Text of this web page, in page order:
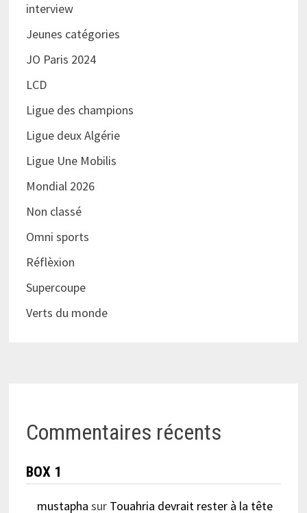
interview
Jeunes catégories
JO Paris 2024
LCD
Ligue des champions
Ligue deux Algérie
Ligue Une Mobilis
Mondial 2026
Non classé
Omni sports
Réflèxion
Supercoupe
Verts du monde
Commentaires récents
BOX 1
mustapha sur Touahria devrait rester à la tête